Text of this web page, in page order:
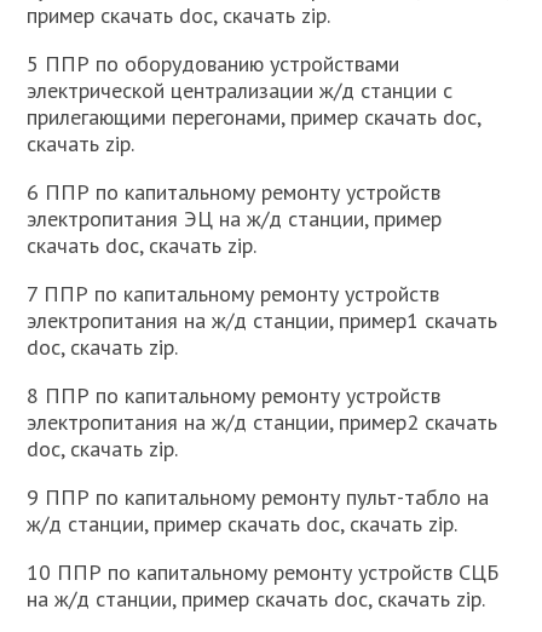
пример скачать doc, скачать zip.
5 ППР по оборудованию устройствами
электрической централизации ж/д станции с
прилегающими перегонами, пример скачать doc,
скачать zip.
6 ППР по капитальному ремонту устройств
электропитания ЭЦ на ж/д станции, пример
скачать doc, скачать zip.
7 ППР по капитальному ремонту устройств
электропитания на ж/д станции, пример1 скачать
doc, скачать zip.
8 ППР по капитальному ремонту устройств
электропитания на ж/д станции, пример2 скачать
doc, скачать zip.
9 ППР по капитальному ремонту пульт-табло на
ж/д станции, пример скачать doc, скачать zip.
10 ППР по капитальному ремонту устройств СЦБ
на ж/д станции, пример скачать doc, скачать zip.